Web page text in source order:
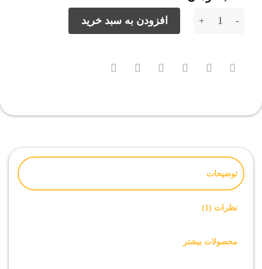
افزودن به سبد خرید
توضیحات
نظرات (1)
محصولات بیشتر